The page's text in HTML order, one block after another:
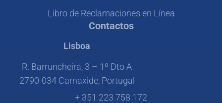
Libro de Reclamaciones en Línea
Contactos
Lisboa
R. Barruncheira, 3 – 1º Dto A
2790-034 Carnaxide, Portugal
+ 351 223 758 172